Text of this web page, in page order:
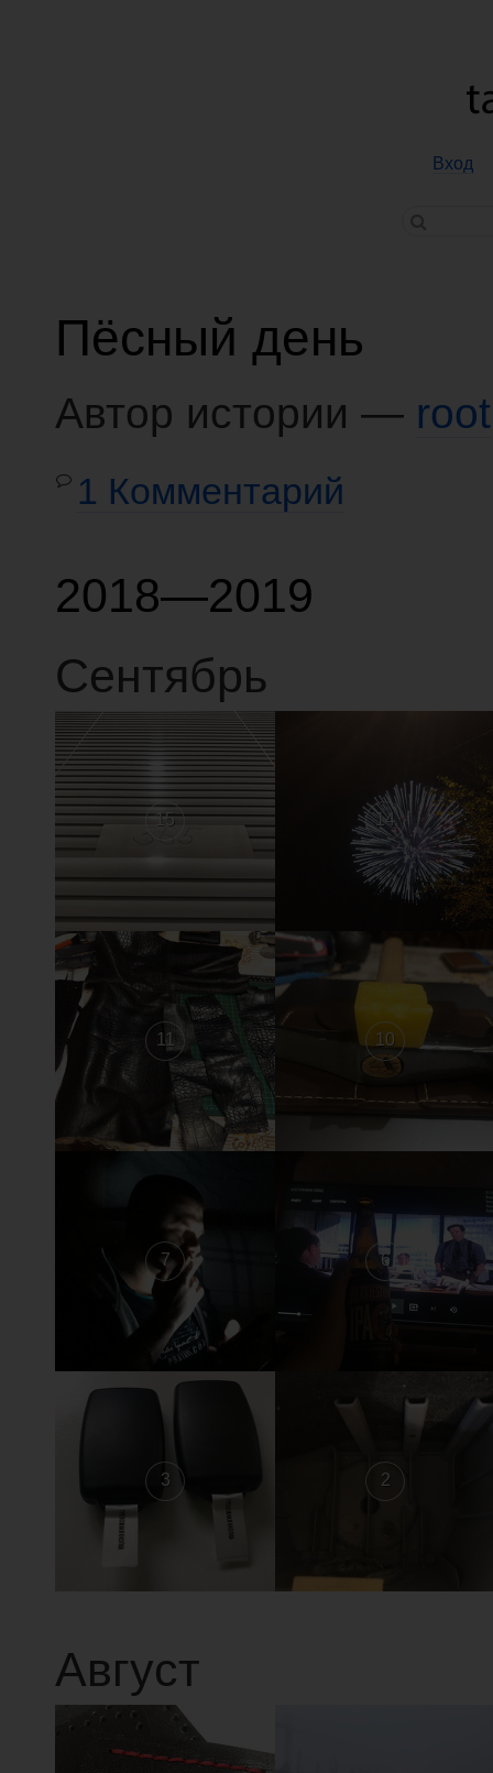
Вход
Пёсный день
Автор истории — root
1 Комментарий
2018—2019
Сентябрь
15 14
11 10
7 6
3 2
Август